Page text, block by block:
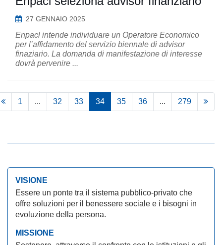
27 GENNAIO 2025
Enpacl intende individuare un Operatore Economico
per l’affidamento del servizio biennale di advisor
finaziario. La domanda di manifestazione di interesse
dovrà pervenire ...
1 ... 32 33 34 35 36 ... 279
VISIONE
Essere un ponte tra il sistema pubblico-privato che
offre soluzioni per il benessere sociale e i bisogni in
evoluzione della persona.
MISSIONE